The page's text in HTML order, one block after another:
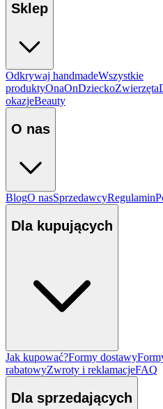
Sklep
Odkrywaj handmadeWszystkie
produktyOnaOnDzieckoZwierzęta
okazjeBeauty
O nas
BlogO nasSprzedawcyRegulamin
Dla kupujących
Jak kupować?Formy dostawy
rabatowyZwroty i reklamacjeFAQ
Dla sprzedających